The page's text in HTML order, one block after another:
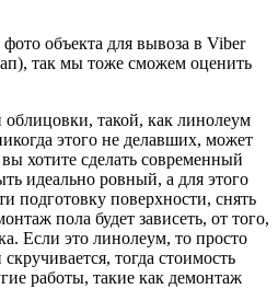
объекта для вывоза в Viber
так мы тоже сможем оценить
такой, как линолеум
этого не делавших, может
хотите сделать современный
идеально ровный, а для этого
подготовку поверхности, снять
пола будет зависеть, от того,
Если это линолеум, то просто
тогда стоимость
работы, такие как демонтаж